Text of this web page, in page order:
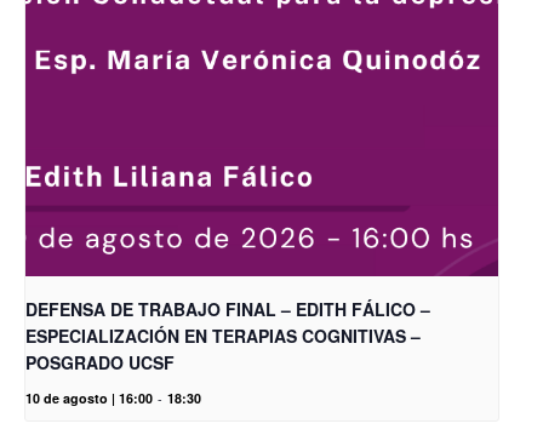
DEFENSA DE TRABAJO FINAL – EDITH FÁLICO –
ESPECIALIZACIÓN EN TERAPIAS COGNITIVAS –
POSGRADO UCSF
10 de agosto | 16:00 - 18:30